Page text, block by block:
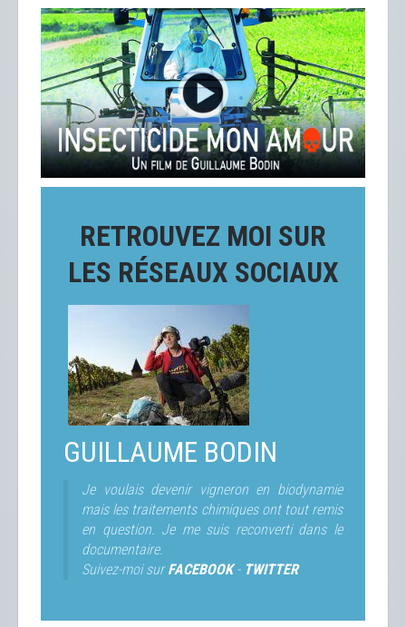
RETROUVEZ MOI SUR
LES RÉSEAUX SOCIAUX
GUILLAUME BODIN
Je voulais devenir vigneron en biodynamie
mais les traitements chimiques ont tout remis
en question. Je me suis reconverti dans le
documentaire.
Suivez-moi surFACEBOOK- TWITTER